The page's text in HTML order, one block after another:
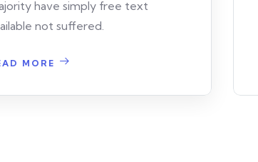
have simply free text
not suffered.
MORE